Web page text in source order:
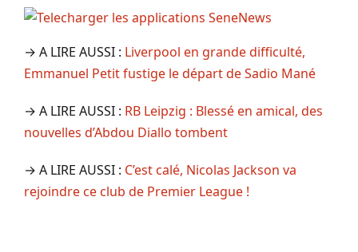
→ A LIRE AUSSI : Liverpool en grande difficulté,
Emmanuel Petit fustige le départ de Sadio Mané
→ A LIRE AUSSI : RB Leipzig : Blessé en amical, des
nouvelles d’Abdou Diallo tombent
→ A LIRE AUSSI : C’est calé, Nicolas Jackson va
rejoindre ce club de Premier League !